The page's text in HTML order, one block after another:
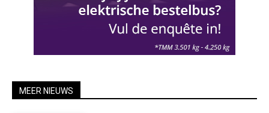
MEER NIEUWS